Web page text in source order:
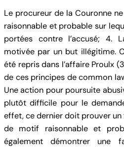
Le procureur de la Couronne
raisonnable et probable sur
portées contre l’accusé; 4.
motivée par un but illégitime.
été repris dans l’affaire Proulx
de ces principes de common
Une action pour poursuite
plutôt difficile pour le
effet, ce dernier doit prouver un
de motif raisonnable et
également démontrer une